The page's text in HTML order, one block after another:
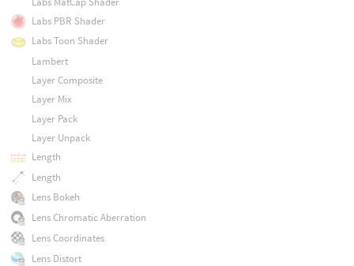
Labs PBR Shader
Labs Toon Shader
Lambert
Layer Composite
Layer Mix
Layer Pack
Layer Unpack
Length
Length
Lens Bokeh
Lens Chromatic Aberration
Lens Coordinates
Lens Distort